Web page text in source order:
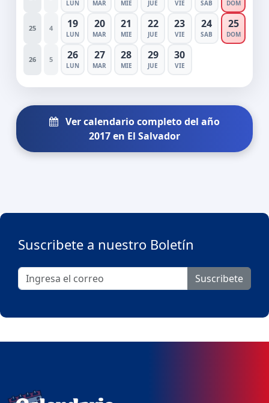
LUN MAR MIE JUE VIE SAB DOM
25 4 19
LUN
20
MAR
21
MIE
22
JUE
23
VIE
24
SAB
25
DOM
26 5 26
LUN
27
MAR
28
MIE
29
JUE
30
VIE
Ver calendario completo del año
2017 en El Salvador
Suscribete a nuestro Boletín
Suscribete